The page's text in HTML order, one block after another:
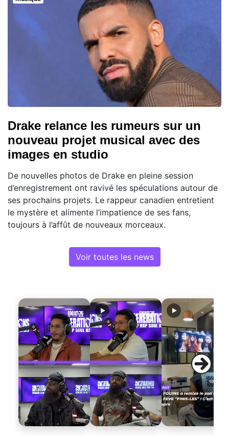
Drake relance les rumeurs sur un
nouveau projet musical avec des
images en studio
De nouvelles photos de Drake en pleine session
d’enregistrement ont ravivé les spéculations autour de
ses prochains projets. Le rappeur canadien entretient
le mystère et alimente l’impatience de ses fans,
toujours à l’affût de nouveaux morceaux.
Voir toutes les news